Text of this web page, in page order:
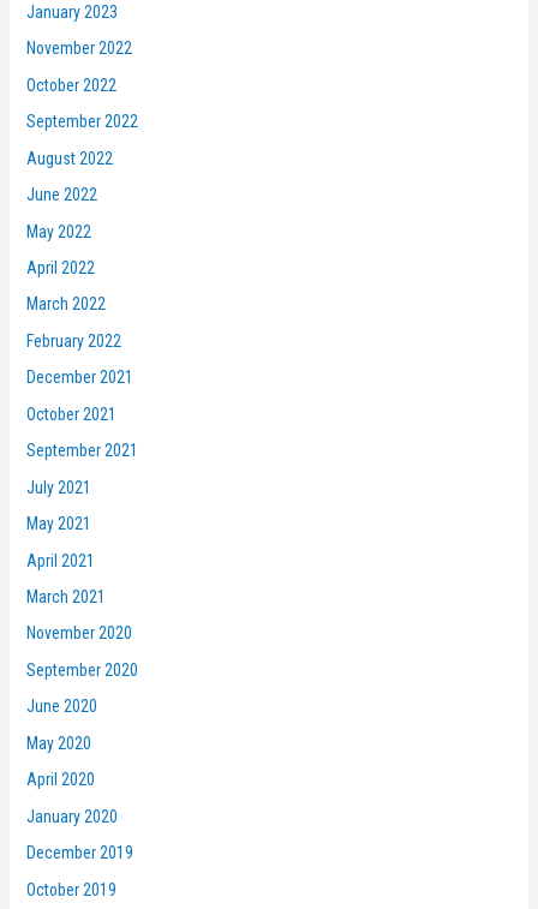
January 2023
November 2022
October 2022
September 2022
August 2022
June 2022
May 2022
April 2022
March 2022
February 2022
December 2021
October 2021
September 2021
July 2021
May 2021
April 2021
March 2021
November 2020
September 2020
June 2020
May 2020
April 2020
January 2020
December 2019
October 2019